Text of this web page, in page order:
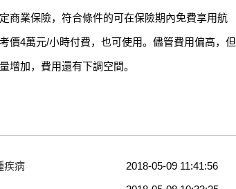
業保險，符合條件的可在保險期內免費享用航
價4萬元/小時付費，也可使用。儘管費用偏高，但
增加，費用還有下調空間。
2018-05-09 11:41:56
疾病